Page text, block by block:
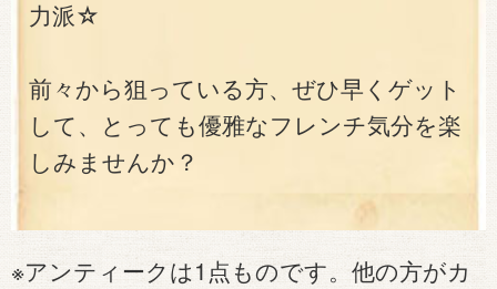
力派☆
前々から狙っている方、ぜひ早くゲット
して、とっても優雅なフレンチ気分を楽
しみませんか？
※アンティークは1点ものです。他の方がカ